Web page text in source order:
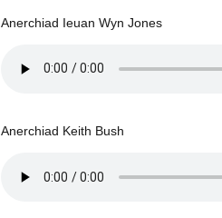
Anerchiad Ieuan Wyn Jones
Anerchiad Keith Bush